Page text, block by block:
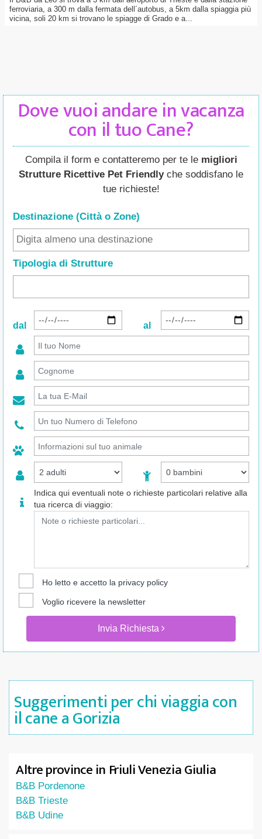
ferroviaria, a 300 m dalla fermata dell´autobus, a 5km dalla spiaggia più
vicina, soli 20 km si trovano le spiagge di Grado e a...
Dove vuoi andare in vacanza
con il tuo Cane?
Compila il form e contatteremo per te le migliori
Strutture Ricettive Pet Friendlyche soddisfano le
tue richieste!
Destinazione (Città o Zone)
Tipologia di Strutture
dal al
Indica qui eventuali note o richieste particolari relative alla
tua ricerca di viaggio:
Ho letto e accetto la privacy policy
Voglio ricevere la newsletter
Invia Richiesta
Suggerimenti per chi viaggia con
il cane a Gorizia
Altre province in Friuli Venezia Giulia
B&B Pordenone
B&B Trieste
B&B Udine